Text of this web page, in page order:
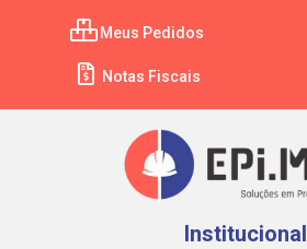
Meus Pedidos
Notas Fiscais
Institucional